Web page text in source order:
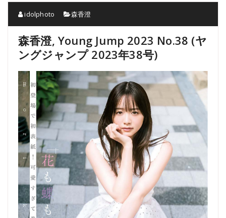
idolphoto 森香澄
森香澄, Young Jump 2023 No.38 (ヤ
ングジャンプ 2023年38号)